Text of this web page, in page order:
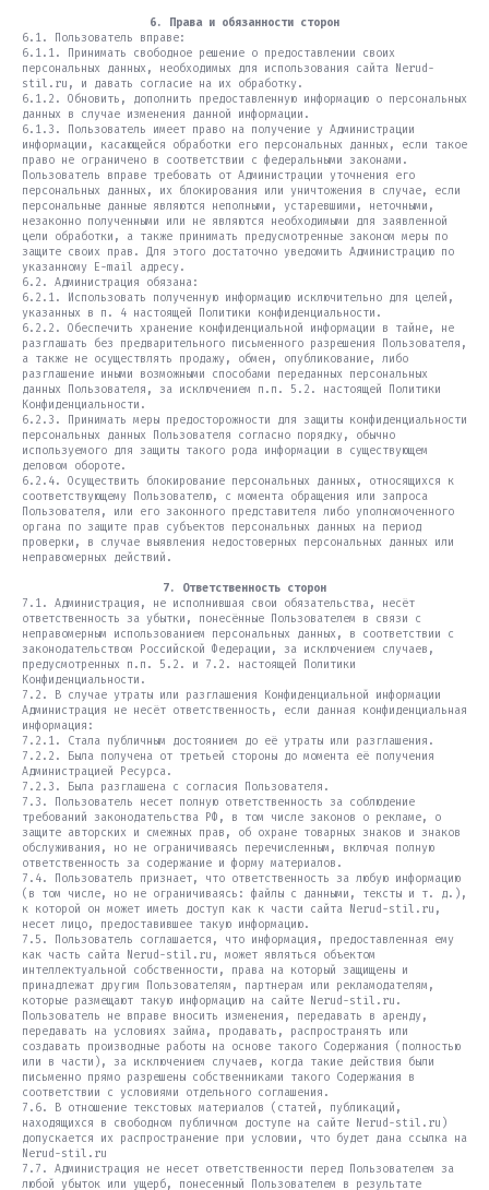
6. Права и обязанности сторон
6.1. Пользователь вправе:
6.1.1. Принимать свободное решение о предоставлении своих
персональных данных, необходимых для использования сайта Nerud-
stil.ru, и давать согласие на их обработку.
6.1.2. Обновить, дополнить предоставленную информацию о персональных
данных в случае изменения данной информации.
6.1.3. Пользователь имеет право на получение у Администрации
информации, касающейся обработки его персональных данных, если такое
право не ограничено в соответствии с федеральными законами.
Пользователь вправе требовать от Администрации уточнения его
персональных данных, их блокирования или уничтожения в случае, если
персональные данные являются неполными, устаревшими, неточными,
незаконно полученными или не являются необходимыми для заявленной
цели обработки, а также принимать предусмотренные законом меры по
защите своих прав. Для этого достаточно уведомить Администрацию по
указанному E-mail адресу.
6.2. Администрация обязана:
6.2.1. Использовать полученную информацию исключительно для целей,
указанных в п. 4 настоящей Политики конфиденциальности.
6.2.2. Обеспечить хранение конфиденциальной информации в тайне, не
разглашать без предварительного письменного разрешения Пользователя,
а также не осуществлять продажу, обмен, опубликование, либо
разглашение иными возможными способами переданных персональных
данных Пользователя, за исключением п.п. 5.2. настоящей Политики
Конфиденциальности.
6.2.3. Принимать меры предосторожности для защиты конфиденциальности
персональных данных Пользователя согласно порядку, обычно
используемого для защиты такого рода информации в существующем
деловом обороте.
6.2.4. Осуществить блокирование персональных данных, относящихся к
соответствующему Пользователю, с момента обращения или запроса
Пользователя, или его законного представителя либо уполномоченного
органа по защите прав субъектов персональных данных на период
проверки, в случае выявления недостоверных персональных данных или
неправомерных действий.
7. Ответственность сторон
7.1. Администрация, не исполнившая свои обязательства, несёт
ответственность за убытки, понесённые Пользователем в связи с
неправомерным использованием персональных данных, в соответствии с
законодательством Российской Федерации, за исключением случаев,
предусмотренных п.п. 5.2. и 7.2. настоящей Политики
Конфиденциальности.
7.2. В случае утраты или разглашения Конфиденциальной информации
Администрация не несёт ответственность, если данная конфиденциальная
информация:
7.2.1. Стала публичным достоянием до её утраты или разглашения.
7.2.2. Была получена от третьей стороны до момента её получения
Администрацией Ресурса.
7.2.3. Была разглашена с согласия Пользователя.
7.3. Пользователь несет полную ответственность за соблюдение
требований законодательства РФ, в том числе законов о рекламе, о
защите авторских и смежных прав, об охране товарных знаков и знаков
обслуживания, но не ограничиваясь перечисленным, включая полную
ответственность за содержание и форму материалов.
7.4. Пользователь признает, что ответственность за любую информацию
(в том числе, но не ограничиваясь: файлы с данными, тексты и т. д.),
к которой он может иметь доступ как к части сайта Nerud-stil.ru,
несет лицо, предоставившее такую информацию.
7.5. Пользователь соглашается, что информация, предоставленная ему
как часть сайта Nerud-stil.ru, может являться объектом
интеллектуальной собственности, права на который защищены и
принадлежат другим Пользователям, партнерам или рекламодателям,
которые размещают такую информацию на сайте Nerud-stil.ru.
Пользователь не вправе вносить изменения, передавать в аренду,
передавать на условиях займа, продавать, распространять или
создавать производные работы на основе такого Содержания (полностью
или в части), за исключением случаев, когда такие действия были
письменно прямо разрешены собственниками такого Содержания в
соответствии с условиями отдельного соглашения.
7.6. В отношение текстовых материалов (статей, публикаций,
находящихся в свободном публичном доступе на сайте Nerud-stil.ru)
допускается их распространение при условии, что будет дана ссылка на
Nerud-stil.ru
7.7. Администрация не несет ответственности перед Пользователем за
любой убыток или ущерб, понесенный Пользователем в результате